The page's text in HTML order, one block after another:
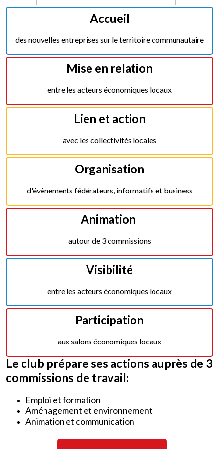
Accueil
des nouvelles entreprises sur le territoire communautaire
Mise en relation
entre les acteurs économiques locaux
Lien et action
avec les collectivités locales
Organisation
d'évènements fédérateurs, informatifs et business
Animation
autour de 3 commissions
Visibilité
entre les acteurs économiques locaux
Participation
aux salons économiques locaux
Le club prépare ses actions auprès de 3
commissions de travail:
Emploi et formation
Aménagement et environnement
Animation et communication